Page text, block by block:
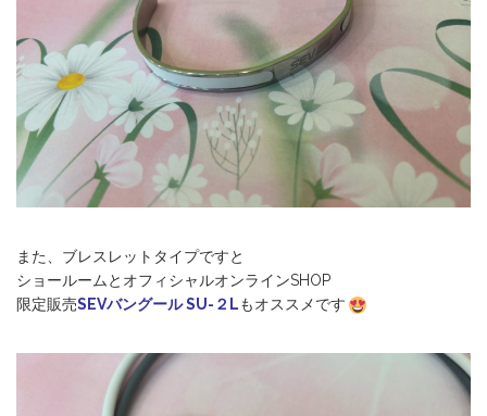
また、ブレスレットタイプですと
ショールームとオフィシャルオンラインSHOP
限定販売SEVバングール SU-２Lもオススメです